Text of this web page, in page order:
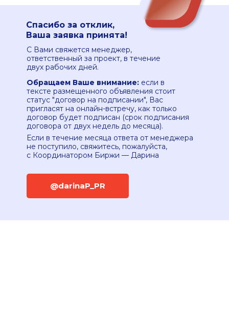
Спасибо за отклик,
Ваша заявка принята!
С Вами свяжется менеджер,
ответственный за проект, в течение
двух рабочих дней.
Если в течение месяца ответа от менеджера
не поступило, свяжитесь, пожалуйста,
с Координатором Биржи — Дарина
Обращаем Ваше внимание: если в
тексте размещенного объявления стоит
статус "договор на подписании", Вас
пригласят на онлайн-встречу, как только
договор будет подписан (срок подписания
договора от двух недель до месяца).
@darinaP_PR